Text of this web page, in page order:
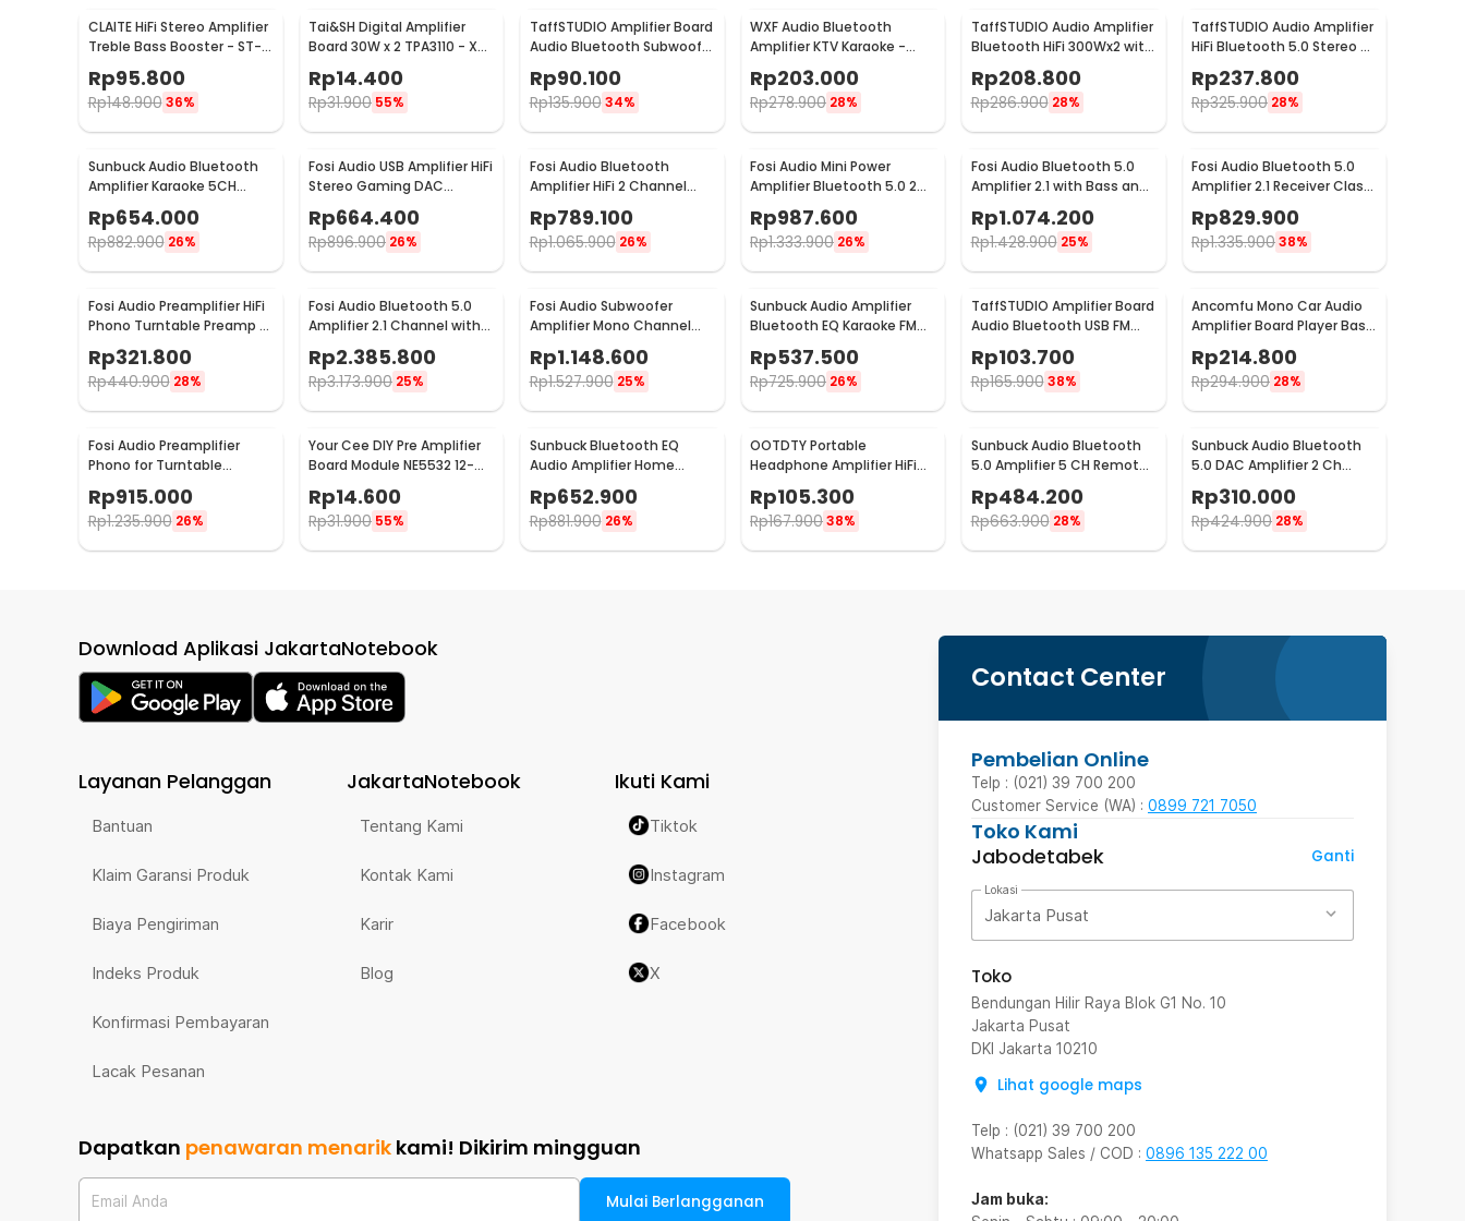
CLAITE HiFi Stereo Amplifier
Treble Bass Booster - ST-
Rp95.800
Rp148.900 36%
Tai&SH Digital Amplifier
Board 30W x 2 TPA3110 - XH-
Rp14.400
Rp31.900 55%
TaffSTUDIO Amplifier Board
Audio Bluetooth Subwoofer
Rp90.100
Rp135.900 34%
WXF Audio Bluetooth
Amplifier KTV Karaoke -
Rp203.000
Rp278.900 28%
TaffSTUDIO Audio Amplifier
Bluetooth HiFi 300Wx2 with
Remote Control - BT-198E
Rp208.800
Rp286.900 28%
TaffSTUDIO Audio Amplifier
HiFi Bluetooth 5.0 Stereo 2
Channel 800W - BT-309A
Rp237.800
Rp325.900 28%
Sunbuck Audio Bluetooth
Amplifier Karaoke 5CH
600W - AV-608BT
Rp654.000
Rp882.900 26%
Fosi Audio USB Amplifier HiFi
Stereo Gaming DAC
Headphone - DAC-Q4
Rp664.400
Rp896.900 26%
Fosi Audio Bluetooth
Amplifier HiFi 2 Channel
50Wx2 TPA3116D2 - BT10A
Rp789.100
Rp1.065.900 26%
Fosi Audio Mini Power
Amplifier Bluetooth 5.0 2
Channel TPA3116D2 - BT20A
Rp987.600
Rp1.333.900 26%
Fosi Audio Bluetooth 5.0
Amplifier 2.1 with Bass and
Rp1.074.200
Rp1.428.900 25%
Fosi Audio Bluetooth 5.0
Amplifier 2.1 Receiver Class
D 2x160W - BL20C
Rp829.900
Rp1.335.90038%
Fosi Audio Preamplifier HiFi
Phono Turntable Preamp -
BOX X1
Rp321.800
Rp440.900 28%
Fosi Audio Bluetooth 5.0
Amplifier 2.1 Channel with
Remote - DA2120C
Rp2.385.800
Rp3.173.900 25%
Fosi Audio Subwoofer
Amplifier Mono Channel
200W TPA3255D2 - M03
Rp1.148.600
Rp1.527.900 25%
Sunbuck Audio Amplifier
Bluetooth EQ Karaoke FM
Radio 2000W - AS-336BU
Rp537.500
Rp725.900 26%
TaffSTUDIO Amplifier Board
Audio Bluetooth USB FM
Subwoofer DIY 400W -
D10OK
Rp103.700
Rp165.900 38%
Ancomfu Mono Car Audio
Amplifier Board Player Bass
Subwoofer 12V 600W - FK-
206
Rp214.800
Rp294.900 28%
Fosi Audio Preamplifier
Phono for Turntable
Box X2
Rp915.000
Rp1.235.900 26%
Your Cee DIY Pre Amplifier
Board Module NE5532 12-
30V - XH-A902
Rp14.600
Rp31.900 55%
Sunbuck Bluetooth EQ
Audio Amplifier Home
Theater FM 2000W - TAV-
6188BT
Rp652.900
Rp881.900 26%
OOTDTY Portable
Headphone Amplifier HiFi
16-300 Ohm - D3CS
Rp105.300
Rp167.90038%
Sunbuck Audio Bluetooth
5.0 Amplifier 5 CH Remote
2000W - AV-298BT
Rp484.200
Rp663.900 28%
Sunbuck Audio Bluetooth
5.0 DAC Amplifier 2 Ch
Remote 2000W - AV-
660BT
Rp310.000
Rp424.900 28%
Contact Center
Pembelian Online
Telp : (021) 39 700 200
Customer Service (WA) : 0899 721 7050
Toko Kami
Jabodetabek
Ganti
Lokasi
Jakarta Pusat
Toko
Bendungan Hilir Raya Blok G1 No. 10
Jakarta Pusat
DKI Jakarta 10210
Lihat google maps
Telp : (021) 39 700 200
Whatsapp Sales / COD : 0896 135 222 00
Jam buka:
Download Aplikasi JakartaNotebook
Layanan Pelanggan
Bantuan
Klaim Garansi Produk
Biaya Pengiriman
Indeks Produk
Konfirmasi Pembayaran
Lacak Pesanan
JakartaNotebook
Tentang Kami
Kontak Kami
Karir
Blog
Ikuti Kami
Tiktok
Instagram
Facebook
X
Dapatkan penawaran menarik kami! Dikirim mingguan
Email Anda Mulai Berlangganan